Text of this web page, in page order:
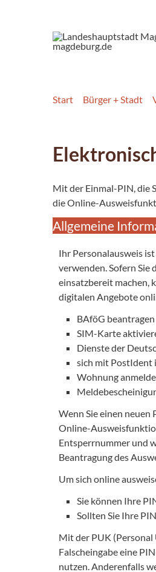
Start Bürger + Stadt
Mit der Einmal-PIN, die
die Online-
Allgemeine
Ihr Personalausweis
verwenden. Sofern
einsatzbereit machen,
digitalen Angebote
BAföG beantragen
SIM-Karte
Dienste der
sich mit PostIdent
Wohnung
Wenn Sie einen neuen
Online-
Entsperrnummer und
Beantragung des
Um sich online
Sie können Ihre
Sollten Sie Ihre
Mit der PUK (Personal
Falscheingabe eine
nutzen. Anderenfalls